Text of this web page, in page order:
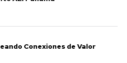
Conexiones de Valor